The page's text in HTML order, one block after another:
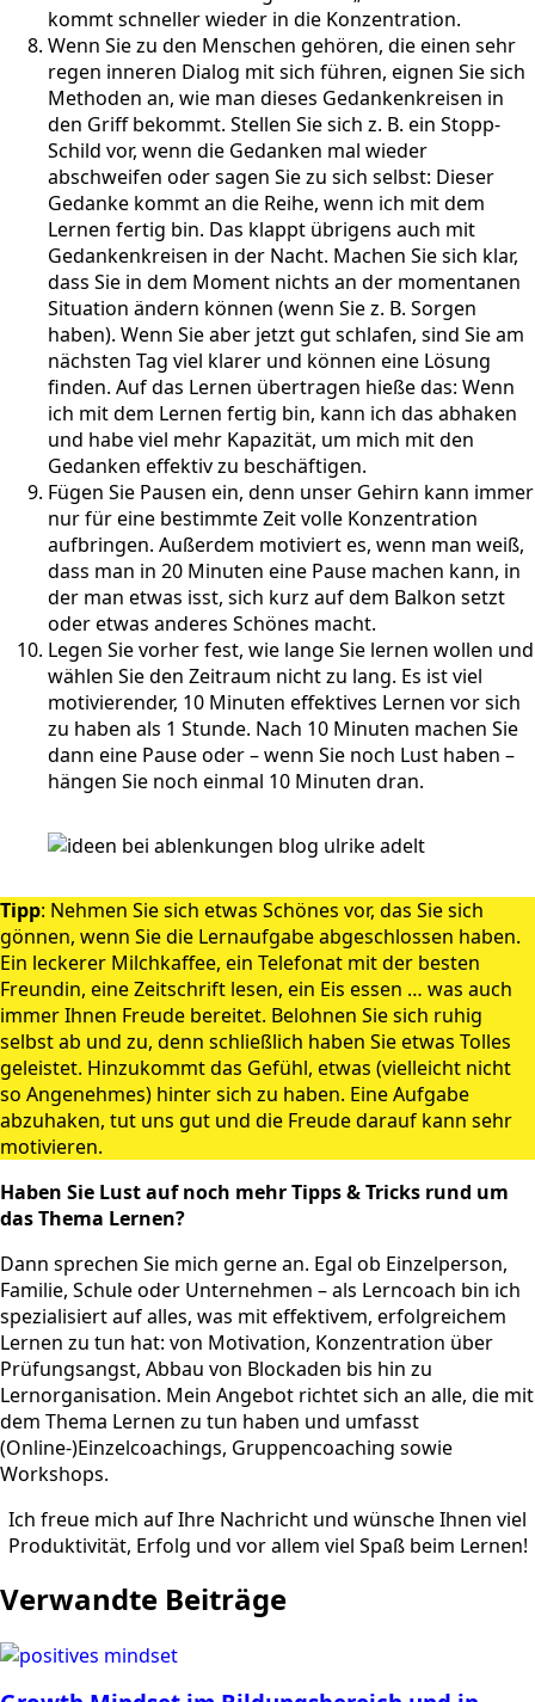
kommt schneller wieder in die Konzentration.
Wenn Sie zu den Menschen gehören, die einen sehr
regen inneren Dialog mit sich führen, eignen Sie sich
Methoden an, wie man dieses Gedankenkreisen in
den Griff bekommt. Stellen Sie sich z. B. ein Stopp-
Schild vor, wenn die Gedanken mal wieder
abschweifen oder sagen Sie zu sich selbst: Dieser
Gedanke kommt an die Reihe, wenn ich mit dem
Lernen fertig bin. Das klappt übrigens auch mit
Gedankenkreisen in der Nacht. Machen Sie sich klar,
dass Sie in dem Moment nichts an der momentanen
Situation ändern können (wenn Sie z. B. Sorgen
haben). Wenn Sie aber jetzt gut schlafen, sind Sie am
nächsten Tag viel klarer und können eine Lösung
finden. Auf das Lernen übertragen hieße das: Wenn
ich mit dem Lernen fertig bin, kann ich das abhaken
und habe viel mehr Kapazität, um mich mit den
Gedanken effektiv zu beschäftigen.
Fügen Sie Pausen ein, denn unser Gehirn kann immer
nur für eine bestimmte Zeit volle Konzentration
aufbringen. Außerdem motiviert es, wenn man weiß,
dass man in 20 Minuten eine Pause machen kann, in
der man etwas isst, sich kurz auf dem Balkon setzt
oder etwas anderes Schönes macht.
Legen Sie vorher fest, wie lange Sie lernen wollen und
wählen Sie den Zeitraum nicht zu lang. Es ist viel
motivierender, 10 Minuten effektives Lernen vor sich
zu haben als 1 Stunde. Nach 10 Minuten machen Sie
dann eine Pause oder – wenn Sie noch Lust haben –
hängen Sie noch einmal 10 Minuten dran.
Tipp: Nehmen Sie sich etwas Schönes vor, das Sie sich
gönnen, wenn Sie die Lernaufgabe abgeschlossen haben.
Ein leckerer Milchkaffee, ein Telefonat mit der besten
Freundin, eine Zeitschrift lesen, ein Eis essen … was auch
immer Ihnen Freude bereitet. Belohnen Sie sich ruhig
selbst ab und zu, denn schließlich haben Sie etwas Tolles
geleistet. Hinzukommt das Gefühl, etwas (vielleicht nicht
so Angenehmes) hinter sich zu haben. Eine Aufgabe
abzuhaken, tut uns gut und die Freude darauf kann sehr
motivieren.
Haben Sie Lust auf noch mehr Tipps & Tricks rund um
das Thema Lernen?
Dann sprechen Sie mich gerne an. Egal ob Einzelperson,
Familie, Schule oder Unternehmen – als Lerncoach bin ich
spezialisiert auf alles, was mit effektivem, erfolgreichem
Lernen zu tun hat: von Motivation, Konzentration über
Prüfungsangst, Abbau von Blockaden bis hin zu
Lernorganisation. Mein Angebot richtet sich an alle, die mit
dem Thema Lernen zu tun haben und umfasst
(Online-)Einzelcoachings, Gruppencoaching sowie
Workshops.
Ich freue mich auf Ihre Nachricht und wünsche Ihnen viel
Produktivität, Erfolg und vor allem viel Spaß beim Lernen!
Verwandte Beiträge